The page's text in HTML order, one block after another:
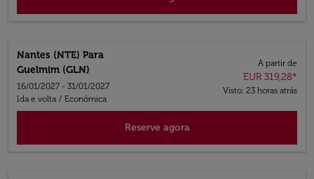
Nantes (NTE) Para
Guelmim (GLN)
16/01/2027 - 31/01/2027
Ida e volta / Econômica
A partir de
EUR 319,28*
Visto: 23 horas atrás
Reserve agora